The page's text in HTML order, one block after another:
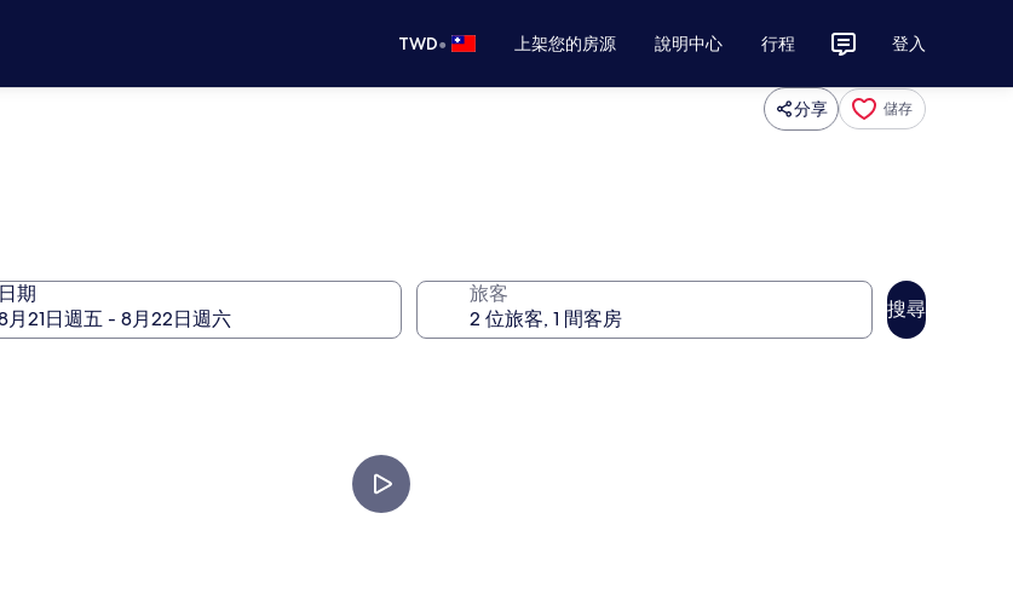
TWD• 上架您的房源 說明中心 行程 登入
分享 儲存
日期 旅客
搜尋